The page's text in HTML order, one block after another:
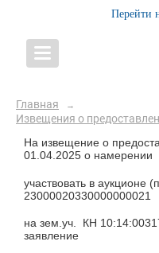
Перейти
Главная →
Извещения о
На извещение о
01.04.2025 о намерении
участвовать в аукционе
23000020330000000021
на зем.уч. КН
заявление